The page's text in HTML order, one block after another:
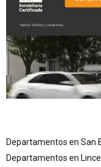
Departamentos en San
Departamentos en Lince